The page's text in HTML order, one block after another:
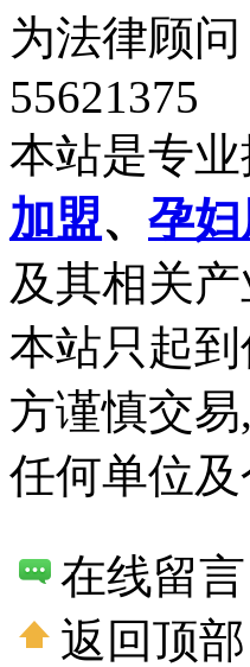
为法律顾
55621375
本站是专
加盟、 孕
及其相关
本站只起
方谨慎交
任何单位
在线留言
返回顶部